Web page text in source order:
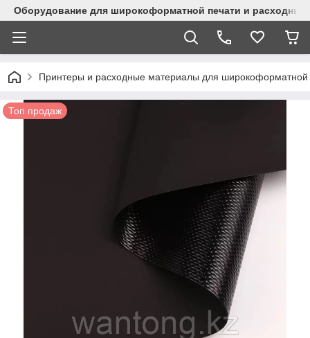
Оборудование для широкоформатной печати и
Принтеры и расходные материалы для широкоформатной
Топ продаж